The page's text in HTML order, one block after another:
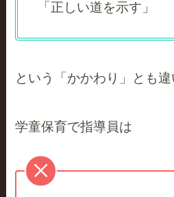
「正しい道を示す」
という「かかわり」とも違
学童保育で指導員は